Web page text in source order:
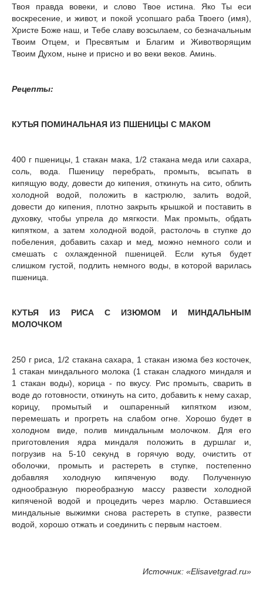
Твоя правда вовеки, и слово Твое истина. Яко Ты еси
воскресение, и живот, и покой усопшаго раба Твоего (имя),
Христе Боже наш, и Тебе славу возсылаем, со безначальным
Твоим Отцем, и Пресвятым и Благим и Животворящим
Твоим Духом, ныне и присно и во веки веков. Аминь.
Рецепты:
КУТЬЯ ПОМИНАЛЬНАЯ ИЗ ПШЕНИЦЫ С МАКОМ
400 г пшеницы, 1 стакан мака, 1/2 стакана меда или сахара,
соль, вода. Пшеницу перебрать, промыть, всыпать в
кипящую воду, довести до кипения, откинуть на сито, облить
холодной водой, положить в кастрюлю, залить водой,
довести до кипения, плотно закрыть крышкой и поставить в
духовку, чтобы упрела до мягкости. Мак промыть, обдать
кипятком, а затем холодной водой, растолочь в ступке до
побеления, добавить сахар и мед, можно немного соли и
смешать с охлажденной пшеницей. Если кутья будет
слишком густой, подлить немного воды, в которой варилась
пшеница.
КУТЬЯ ИЗ РИСА С ИЗЮМОМ И МИНДАЛЬНЫМ
МОЛОЧКОМ
250 г риса, 1/2 стакана сахара, 1 стакан изюма без косточек,
1 стакан миндального молока (1 стакан сладкого миндаля и
1 стакан воды), корица - по вкусу. Рис промыть, сварить в
воде до готовности, откинуть на сито, добавить к нему сахар,
корицу, промытый и ошпаренный кипятком изюм,
перемешать и прогреть на слабом огне. Хорошо будет в
холодном виде, полив миндальным молочком. Для его
приготовления ядра миндаля положить в дуршлаг и,
погрузив на 5-10 секунд в горячую воду, очистить от
оболочки, промыть и растереть в ступке, постепенно
добавляя холодную кипяченую воду. Полученную
однообразную пюреобразную массу развести холодной
кипяченой водой и процедить через марлю. Оставшиеся
миндальные выжимки снова растереть в ступке, развести
водой, хорошо отжать и соединить с первым настоем.
Источник: «Elisavetgrad.ru»